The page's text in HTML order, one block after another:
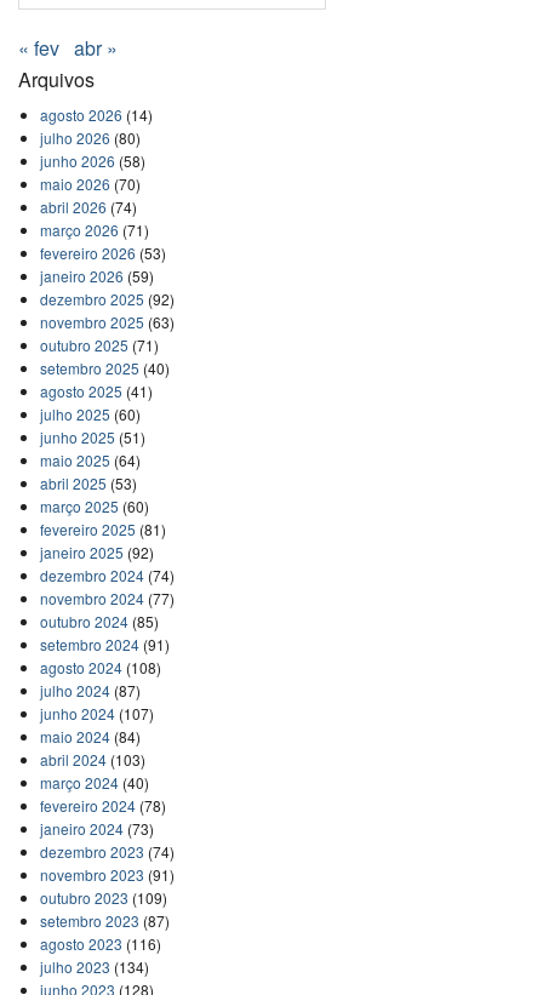
« fev abr »
Arquivos
agosto 2026 (14)
julho 2026 (80)
junho 2026 (58)
maio 2026 (70)
abril 2026 (74)
março 2026 (71)
fevereiro 2026 (53)
janeiro 2026 (59)
dezembro 2025 (92)
novembro 2025 (63)
outubro 2025 (71)
setembro 2025 (40)
agosto 2025 (41)
julho 2025 (60)
junho 2025 (51)
maio 2025 (64)
abril 2025 (53)
março 2025 (60)
fevereiro 2025 (81)
janeiro 2025 (92)
dezembro 2024(74)
novembro 2024(77)
outubro 2024(85)
setembro 2024(91)
agosto 2024(108)
julho 2024(87)
junho 2024(107)
maio 2024(84)
abril 2024(103)
março 2024(40)
fevereiro 2024(78)
janeiro 2024(73)
dezembro 2023 (74)
novembro 2023 (91)
outubro 2023 (109)
setembro 2023 (87)
agosto 2023 (116)
julho 2023 (134)
junho 2023 (128)